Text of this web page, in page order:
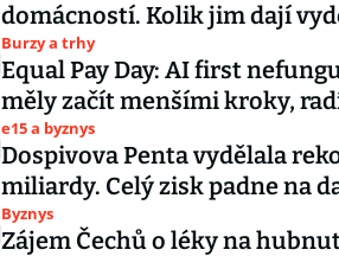
domácností. Kolik jim dají
Burzy a trhy
Equal Pay Day: AI first
měly začít menšími kroky,
e15 a byznys
Dospivova Penta vydělala
miliardy. Celý zisk padne na
Byznys
Zájem Čechů o léky na